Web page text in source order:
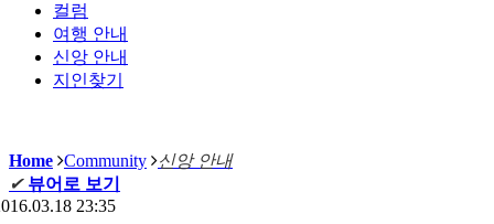
컬럼
여행 안내
신앙 안내
지인찾기
Home Community
신앙 안내
✔ 뷰어로 보기
23:35